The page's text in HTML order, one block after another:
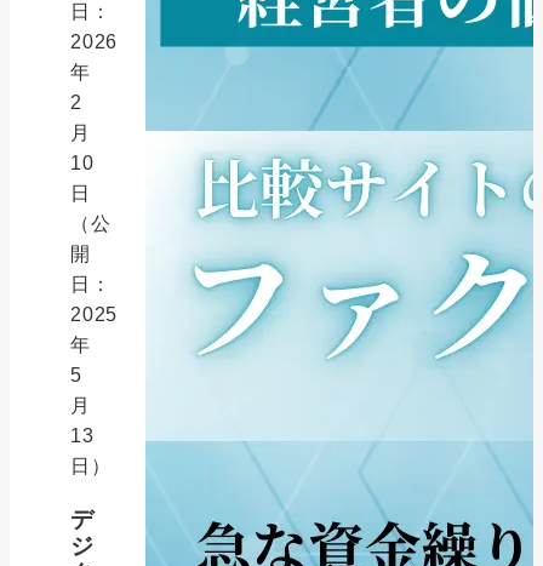
日：
2026
年
2
月
10
日
（公
開
日：
2025
年
5
月
13
日）
デ
ジ